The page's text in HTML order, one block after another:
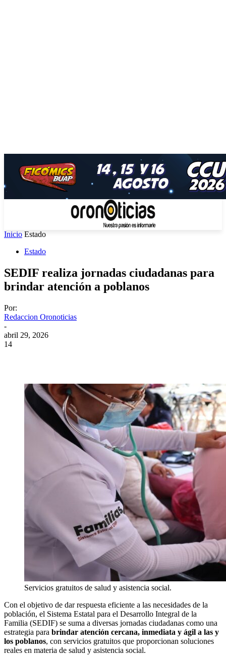
Inicio Estado
Estado
SEDIF realiza jornadas ciudadanas para
brindar atención a poblanos
Por:
Redaccion Oronoticias
-
abril 29, 2026
14
Servicios gratuitos de salud y asistencia social.
Con el objetivo de dar respuesta eficiente a las necesidades de la
población, el Sistema Estatal para el Desarrollo Integral de la
Familia (SEDIF) se suma a diversas jornadas ciudadanas como una
estrategia para brindar atención cercana, inmediata y ágil a las y
los poblanos, con servicios gratuitos que proporcionan soluciones
reales en materia de salud y asistencia social.